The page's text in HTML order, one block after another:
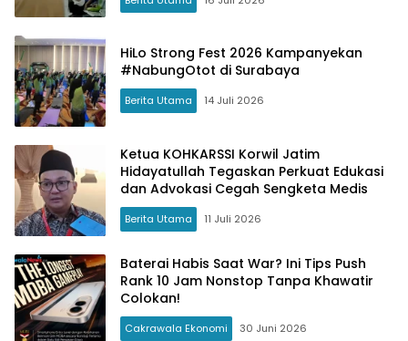
HiLo Strong Fest 2026 Kampanyekan
#NabungOtot di Surabaya
Berita Utama 14 Juli 2026
Ketua KOHKARSSI Korwil Jatim
Hidayatullah Tegaskan Perkuat Edukasi
dan Advokasi Cegah Sengketa Medis
Berita Utama 11 Juli 2026
Baterai Habis Saat War? Ini Tips Push
Rank 10 Jam Nonstop Tanpa Khawatir
Colokan!
Cakrawala Ekonomi 30 Juni 2026